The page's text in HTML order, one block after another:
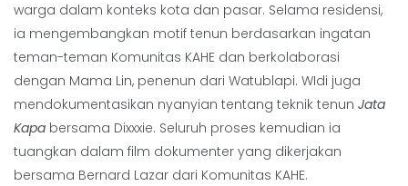
warga dalam konteks kota dan pasar. Selama residensi,
ia mengembangkan motif tenun berdasarkan ingatan
teman-teman Komunitas KAHE dan berkolaborasi
dengan Mama Lin, penenun dari Watublapi. WIdi juga
mendokumentasikan nyanyian tentang teknik tenun Jata
Kapa bersama Dixxxie. Seluruh proses kemudian ia
tuangkan dalam film dokumenter yang dikerjakan
bersama Bernard Lazar dari Komunitas KAHE.